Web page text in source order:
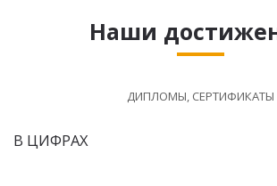
Наши
ДИПЛОМЫ, СЕРТИФИКАТЫ
В ЦИФРАХ